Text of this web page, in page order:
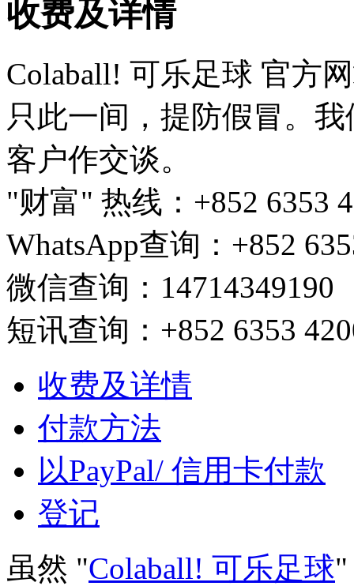
收费及详情
Colaball! 可乐足球 官方
只此一间，提防假冒。
客户作交谈。
"财富" 热线：+852 6353
WhatsApp查询：+852
微信查询：14714349190
短讯查询：+852 6353
收费及详情
付款方法
以PayPal/ 信用卡付款
登记
虽然 "Colaball! 可乐足球"